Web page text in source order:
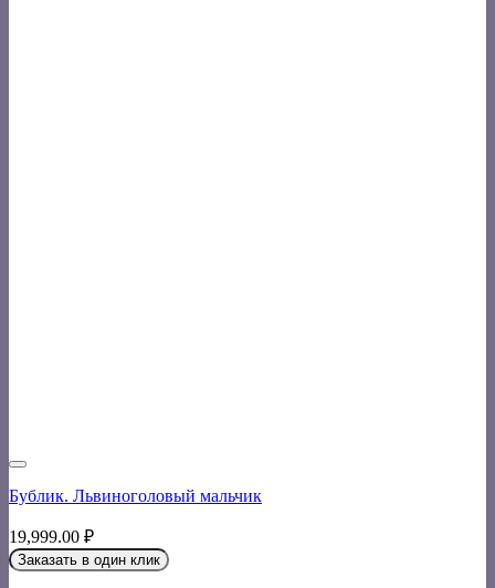
Бублик. Львиноголовый мальчик
19,999.00 ₽
Заказать в один клик